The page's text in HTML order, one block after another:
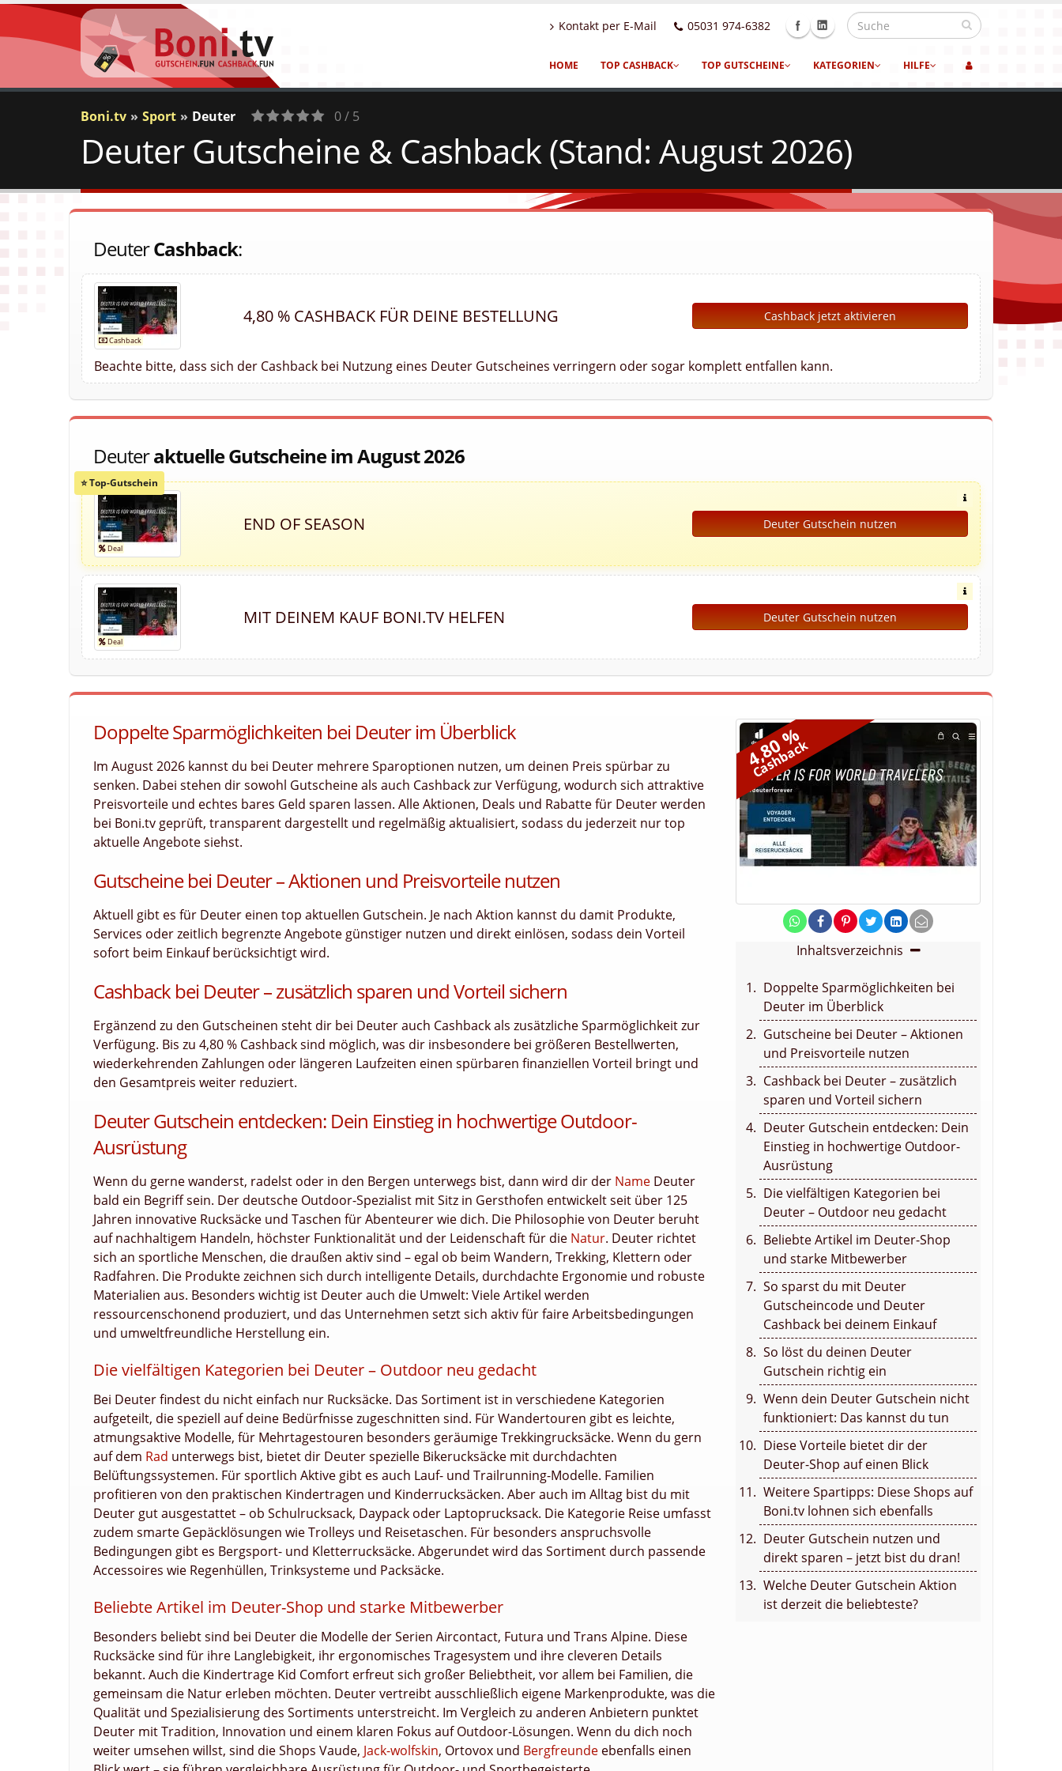
Kontakt per E-Mail 05031 974-6382
HOME TOP CASHBACK TOP GUTSCHEINE KATEGORIEN HILFE
Boni.tv Sport Deuter
Votes
0 / 5
Deuter Gutscheine & Cashback (Stand: August 2026)
DeuterCashback:
4,80 % CASHBACK FÜR DEINE BESTELLUNG Cashback jetzt aktivieren
Beachte bitte, dass sich der Cashback bei Nutzung eines Deuter Gutscheines verringern oder sogar komplett entfallen kann.
Deuteraktuelle Gutscheine im August 2026
END OF SEASON Deuter Gutschein nutzen
MIT DEINEM KAUF BONI.TV HELFEN Deuter Gutschein nutzen
4,80 %
Cashback
Inhaltsverzeichnis
Doppelte Sparmöglichkeiten bei
Deuter im Überblick
Gutscheine bei Deuter – Aktionen
und Preisvorteile nutzen
Cashback bei Deuter – zusätzlich
sparen und Vorteil sichern
Deuter Gutschein entdecken: Dein
Einstieg in hochwertige Outdoor-
Ausrüstung
Die vielfältigen Kategorien bei
Deuter – Outdoor neu gedacht
Beliebte Artikel im Deuter-Shop
und starke Mitbewerber
So sparst du mit Deuter
Gutscheincode und Deuter
Cashback bei deinem Einkauf
So löst du deinen Deuter
Gutschein richtig ein
Wenn dein Deuter Gutschein nicht
funktioniert: Das kannst du tun
Diese Vorteile bietet dir der
Deuter-Shop auf einen Blick
Weitere Spartipps: Diese Shops auf
Boni.tv lohnen sich ebenfalls
Deuter Gutschein nutzen und
direkt sparen – jetzt bist du dran!
Welche Deuter Gutschein Aktion
ist derzeit die beliebteste?
Doppelte Sparmöglichkeiten bei Deuter im Überblick
Im August 2026 kannst du bei Deuter mehrere Sparoptionen nutzen, um deinen Preis spürbar zu
senken. Dabei stehen dir sowohl Gutscheine als auch Cashback zur Verfügung, wodurch sich attraktive
Preisvorteile und echtes bares Geld sparen lassen. Alle Aktionen, Deals und Rabatte für Deuter werden
bei Boni.tv geprüft, transparent dargestellt und regelmäßig aktualisiert, sodass du jederzeit nur top
aktuelle Angebote siehst.
Gutscheine bei Deuter – Aktionen und Preisvorteile nutzen
Aktuell gibt es für Deuter einen top aktuellen Gutschein. Je nach Aktion kannst du damit Produkte,
Services oder zeitlich begrenzte Angebote günstiger nutzen und direkt einlösen, sodass dein Vorteil
sofort beim Einkauf berücksichtigt wird.
Cashback bei Deuter – zusätzlich sparen und Vorteil sichern
Ergänzend zu den Gutscheinen steht dir bei Deuter auch Cashback als zusätzliche Sparmöglichkeit zur
Verfügung. Bis zu 4,80 % Cashback sind möglich, was dir insbesondere bei größeren Bestellwerten,
wiederkehrenden Zahlungen oder längeren Laufzeiten einen spürbaren finanziellen Vorteil bringt und
den Gesamtpreis weiter reduziert.
Deuter Gutschein entdecken: Dein Einstieg in hochwertige Outdoor-
Ausrüstung
Wenn du gerne wanderst, radelst oder in den Bergen unterwegs bist, dann wird dir der Name Deuter
bald ein Begriff sein. Der deutsche Outdoor-Spezialist mit Sitz in Gersthofen entwickelt seit über 125
Jahren innovative Rucksäcke und Taschen für Abenteurer wie dich. Die Philosophie von Deuter beruht
auf nachhaltigem Handeln, höchster Funktionalität und der Leidenschaft für die Natur. Deuter richtet
sich an sportliche Menschen, die draußen aktiv sind – egal ob beim Wandern, Trekking, Klettern oder
Radfahren. Die Produkte zeichnen sich durch intelligente Details, durchdachte Ergonomie und robuste
Materialien aus. Besonders wichtig ist Deuter auch die Umwelt: Viele Artikel werden
ressourcenschonend produziert, und das Unternehmen setzt sich aktiv für faire Arbeitsbedingungen
und umweltfreundliche Herstellung ein.
Die vielfältigen Kategorien bei Deuter – Outdoor neu gedacht
Bei Deuter findest du nicht einfach nur Rucksäcke. Das Sortiment ist in verschiedene Kategorien
aufgeteilt, die speziell auf deine Bedürfnisse zugeschnitten sind. Für Wandertouren gibt es leichte,
atmungsaktive Modelle, für Mehrtagestouren besonders geräumige Trekkingrucksäcke. Wenn du gern
auf dem Rad unterwegs bist, bietet dir Deuter spezielle Bikerucksäcke mit durchdachten
Belüftungssystemen. Für sportlich Aktive gibt es auch Lauf- und Trailrunning-Modelle. Familien
profitieren von den praktischen Kindertragen und Kinderrucksäcken. Aber auch im Alltag bist du mit
Deuter gut ausgestattet – ob Schulrucksack, Daypack oder Laptoprucksack. Die Kategorie Reise umfasst
zudem smarte Gepäcklösungen wie Trolleys und Reisetaschen. Für besonders anspruchsvolle
Bedingungen gibt es Bergsport- und Kletterrucksäcke. Abgerundet wird das Sortiment durch passende
Accessoires wie Regenhüllen, Trinksysteme und Packsäcke.
Beliebte Artikel im Deuter-Shop und starke Mitbewerber
Besonders beliebt sind bei Deuter die Modelle der Serien Aircontact, Futura und Trans Alpine. Diese
Rucksäcke sind für ihre Langlebigkeit, ihr ergonomisches Tragesystem und ihre cleveren Details
bekannt. Auch die Kindertrage Kid Comfort erfreut sich großer Beliebtheit, vor allem bei Familien, die
gemeinsam die Natur erleben möchten. Deuter vertreibt ausschließlich eigene Markenprodukte, was die
Qualität und Spezialisierung des Sortiments unterstreicht. Im Vergleich zu anderen Anbietern punktet
Deuter mit Tradition, Innovation und einem klaren Fokus auf Outdoor-Lösungen. Wenn du dich noch
weiter umsehen willst, sind die Shops Vaude, Jack-wolfskin, Ortovox und Bergfreunde ebenfalls einen